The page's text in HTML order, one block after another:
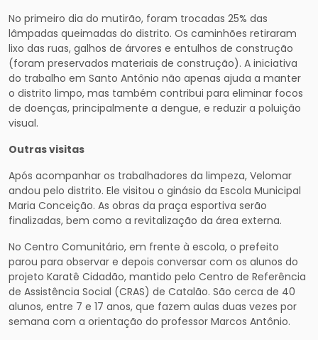
No primeiro dia do mutirão, foram trocadas 25% das
lâmpadas queimadas do distrito. Os caminhões retiraram
lixo das ruas, galhos de árvores e entulhos de construção
(foram preservados materiais de construção). A iniciativa
do trabalho em Santo Antônio não apenas ajuda a manter
o distrito limpo, mas também contribui para eliminar focos
de doenças, principalmente a dengue, e reduzir a poluição
visual.
Outras visitas
Após acompanhar os trabalhadores da limpeza, Velomar
andou pelo distrito. Ele visitou o ginásio da Escola Municipal
Maria Conceição. As obras da praça esportiva serão
finalizadas, bem como a revitalização da área externa.
No Centro Comunitário, em frente à escola, o prefeito
parou para observar e depois conversar com os alunos do
projeto Karatê Cidadão, mantido pelo Centro de Referência
de Assistência Social (CRAS) de Catalão. São cerca de 40
alunos, entre 7 e 17 anos, que fazem aulas duas vezes por
semana com a orientação do professor Marcos Antônio.